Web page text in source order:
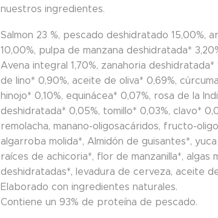
nuestros ingredientes.
Salmon 23 %, pescado deshidratado 15,00%,
10,00%, pulpa de manzana deshidratada*
Avena integral 1,70%, zanahoria deshidratada*
de lino* 0,90%, aceite de oliva* 0,69%,
hinojo* 0,10%, equinácea* 0,07%, rosa de la
deshidratada* 0,05%, tomillo* 0,03%, clavo*
remolacha, manano-oligosacáridos, fructo-
algarroba molida*, Almidón de guisantes*,
raíces de achicoria*, flor de manzanilla*, algas
deshidratadas*, levadura de cerveza, aceite
Elaborado con ingredientes naturales.
Contiene un 93% de proteína de pescado.